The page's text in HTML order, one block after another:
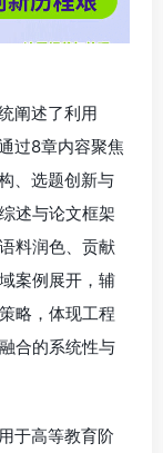
阐述了利用
过8章内容聚焦
、选题创新与
述与论文框架
料润色、贡献
案例展开，辅
略，体现工程
合的系统性与
于高等教育阶